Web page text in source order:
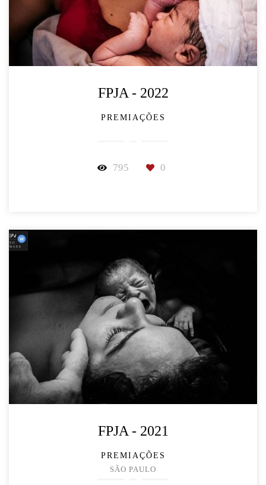
FPJA - 2022
PREMIAÇÕES
795 0
FPJA - 2021
PREMIAÇÕES
SÃO PAULO